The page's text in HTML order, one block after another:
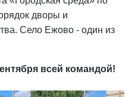
дворы и
Село Ежово - один из
всей командой!